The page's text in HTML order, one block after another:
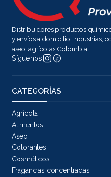
Distribuidores productos
y envíos a domicilio, industrias,
aseo, agrícolas Colombia
Síguenos
CATEGORÍAS
Agrícola
Alimentos
Aseo
Colorantes
Cosméticos
Fragancias concentradas